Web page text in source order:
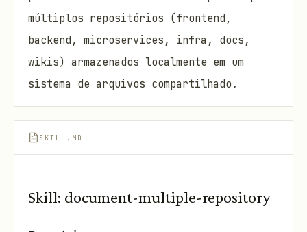
múltiplos repositórios (frontend,
backend, microservices, infra, docs,
wikis) armazenados localmente em um
sistema de arquivos compartilhado.
SKILL.MD
Skill: document-multiple-repository